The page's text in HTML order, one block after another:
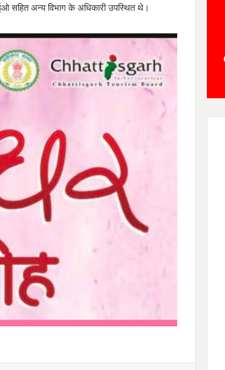
सहित अन्य विभाग के अधिकारी उपस्थित थे।